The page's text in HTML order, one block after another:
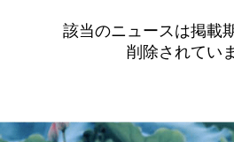
該当のニュースは掲載
削除されてい